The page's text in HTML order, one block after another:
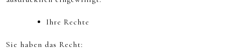
Ihre Rechte
Sie haben das Recht: